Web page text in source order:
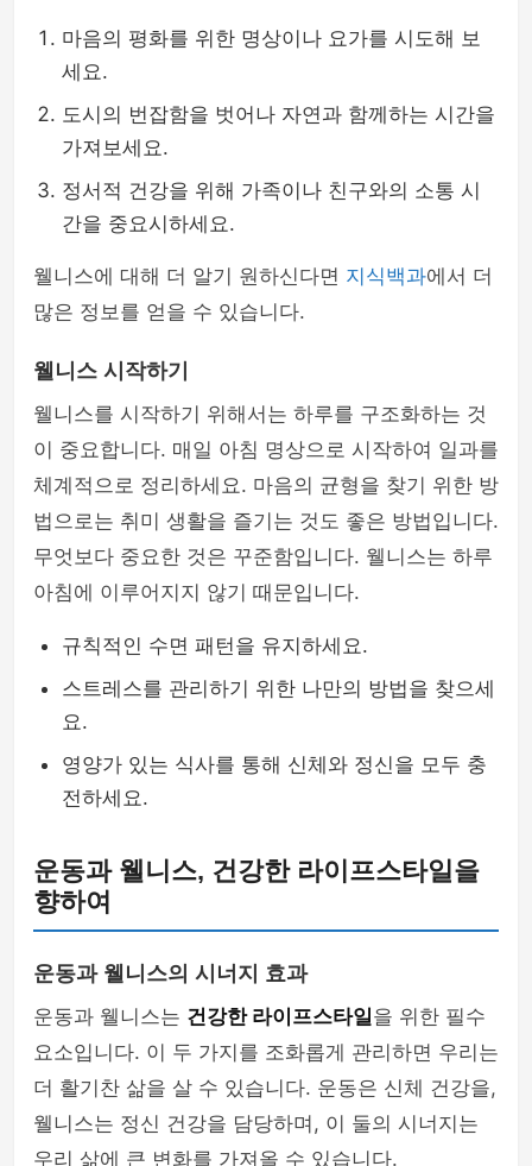
마음의 평화를 위한 명상이나 요가를 시도해 보
세요.
도시의 번잡함을 벗어나 자연과 함께하는 시간을
가져보세요.
정서적 건강을 위해 가족이나 친구와의 소통 시
간을 중요시하세요.
웰니스에 대해 더 알기 원하신다면 지식백과에서 더
많은 정보를 얻을 수 있습니다.
웰니스 시작하기
웰니스를 시작하기 위해서는 하루를 구조화하는 것
이 중요합니다. 매일 아침 명상으로 시작하여 일과를
체계적으로 정리하세요. 마음의 균형을 찾기 위한 방
법으로는 취미 생활을 즐기는 것도 좋은 방법입니다.
무엇보다 중요한 것은 꾸준함입니다. 웰니스는 하루
아침에 이루어지지 않기 때문입니다.
규칙적인 수면 패턴을 유지하세요.
스트레스를 관리하기 위한 나만의 방법을 찾으세
요.
영양가 있는 식사를 통해 신체와 정신을 모두 충
전하세요.
운동과 웰니스, 건강한 라이프스타일을
향하여
운동과 웰니스의 시너지 효과
운동과 웰니스는 건강한 라이프스타일을 위한 필수
요소입니다. 이 두 가지를 조화롭게 관리하면 우리는
더 활기찬 삶을 살 수 있습니다. 운동은 신체 건강을,
웰니스는 정신 건강을 담당하며, 이 둘의 시너지는
우리 삶에 큰 변화를 가져올 수 있습니다.